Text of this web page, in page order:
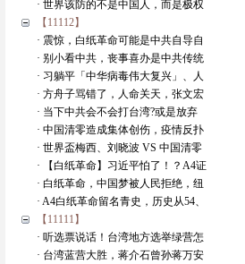
· 世界该防的不是中国人，而是极权
【11112】
· 震惊，白纸革命可能是中共自导自
· 别小看中共，丧事喜办是中共传统
· 习躺平「中华病毒伟大复兴」、人
· 方舟子骂错了，人命关天，张文宏
· 当下中共会不会打台湾?或是放弃
· 中国清零造成集体创伤，疫情反扑
· 世界盃梅西、刘晓波 VS 中国清零
· 【白纸革命】习近平怕了！？A4证
· 白纸革命，中国梦被人民拒绝，纽
· A4白纸革命留名青史，历史从54、
【11111】
· 听选票说话！台湾地方选举绿营怎
· 台湾蓝营大胜，蒋介石曾孙蒋万安